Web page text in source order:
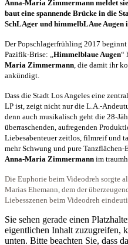
Anna-Maria Zimmermann meldet
baut eine spannende Brücke in die
SchLAger und himmelbLAue Augen
Der Popschlagerfrühling 2017
Pazifik-Brise: „ Himmelblaue Augen“
Maria Zimmermann , die damit ihr
ankündigt.
Dass die Stadt Los Angeles eine
LP ist, zeigt nicht nur die L.A.-
denn auch musikalisch geht die 28-
überraschenden, aufregenden
Liebesabenteuer zeitlos, filmreif und
mehr Schwung und pure
Anna-Maria Zimmermann im
Die Euphorie beim Videodreh sorgte
Marias Ehemann, dem der
Liebesszenen beim Videodreh
Sie sehen gerade einen
eigentlichen Inhalt zuzugreifen,
unten. Bitte beachten Sie, dass